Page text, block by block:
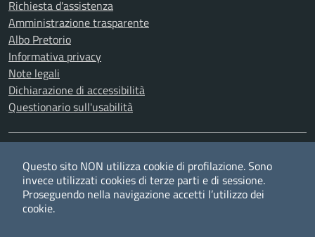
Richiesta d'assistenza
Amministrazione trasparente
Albo Pretorio
Informativa privacy
Note legali
Dichiarazione di accessibilità
Questionario sull'usabilità
TwitterFacebookYouTubeRSS
Questo sito NON utilizza cookie di profilazione. Sono
invece utilizzati cookies di terze parti e di sessione.
Proseguendo nella navigazione accetti l’utilizzo dei
cookie.